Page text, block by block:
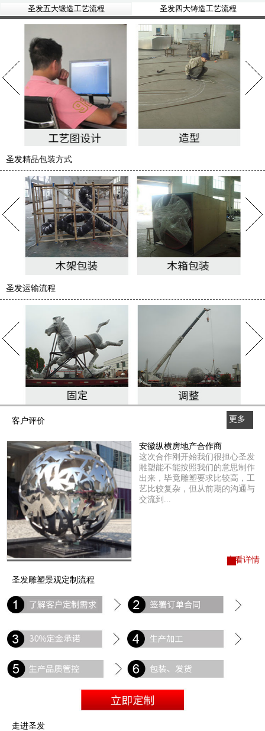
圣发五大锻造工艺流程 圣发四大铸造工艺流程
圣发精品包装方式
圣发运输流程
客户评价
更多
查看详情
安徽纵横房地产合作商
这次合作刚开始我们很担心圣发
雕塑能不能按照我们的意思制作
出来，毕竟雕塑要求比较高，工
艺比较复杂，但从前期的沟通与
交流到...
圣发雕塑景观定制流程
走进圣发